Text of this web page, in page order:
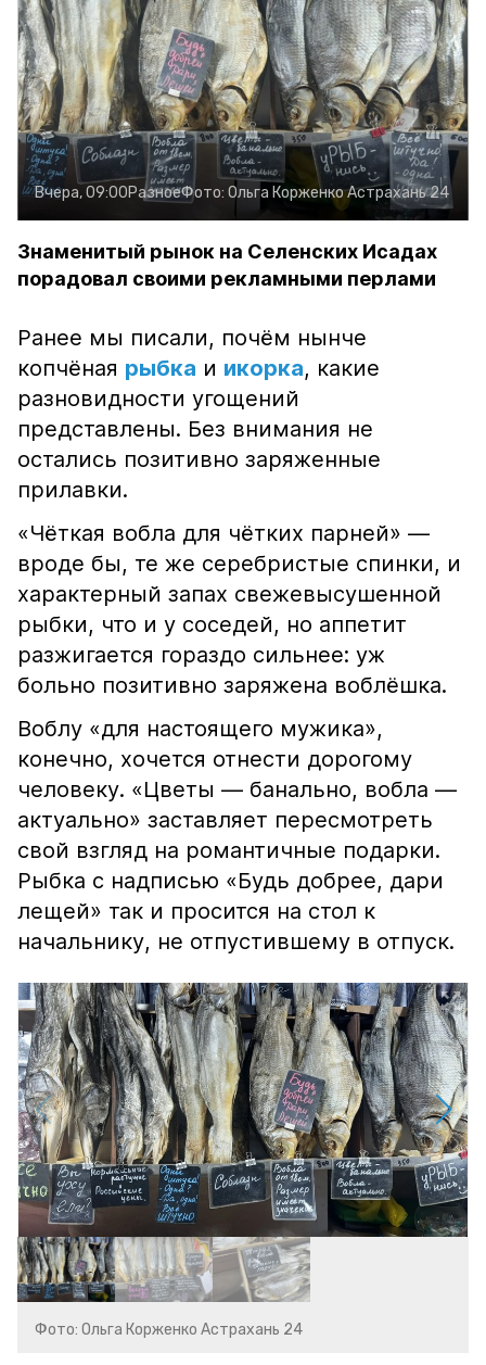
Вчера, 09:00РазноеФото: Ольга КорженкоАстрахань 24
Знаменитый рынок на Селенских Исадах
порадовал своими рекламными перлами
Ранее мы писали, почём нынче
копчёная рыбка и икорка, какие
разновидности угощений
представлены. Без внимания не
остались позитивно заряженные
прилавки.
«Чёткая вобла для чётких парней» —
вроде бы, те же серебристые спинки, и
характерный запах свежевысушенной
рыбки, что и у соседей, но аппетит
разжигается гораздо сильнее: уж
больно позитивно заряжена воблёшка.
Воблу «для настоящего мужика»,
конечно, хочется отнести дорогому
человеку. «Цветы — банально, вобла —
актуально» заставляет пересмотреть
свой взгляд на романтичные подарки.
Рыбка с надписью «Будь добрее, дари
лещей» так и просится на стол к
начальнику, не отпустившему в отпуск.
Фото: Ольга Корженко Астрахань 24